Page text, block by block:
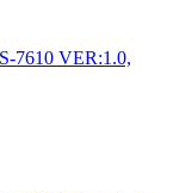
7610 VER:1.0,